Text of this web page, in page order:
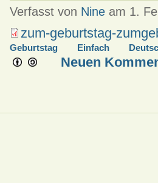
Verfasst von Nineam 1.
zum-geburtstag-
Geburtstag Einfach
Neuen